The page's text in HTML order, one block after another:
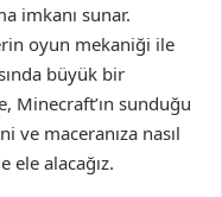
imkanı sunar.
oyun mekaniği ile
büyük bir
Minecraft’ın sunduğu
ve maceranıza nasıl
ele alacağız.